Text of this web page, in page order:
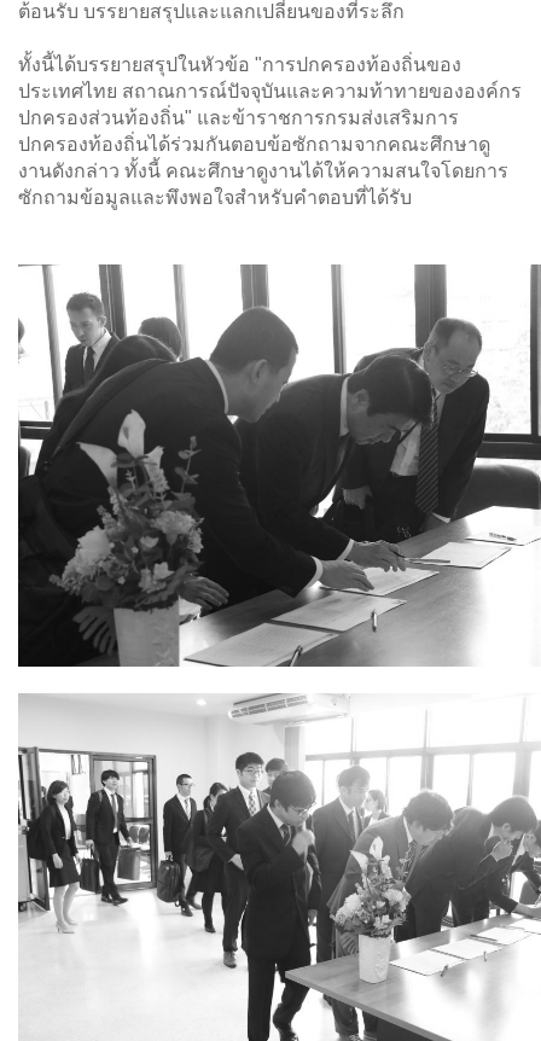
ต้อนรับ บรรยายสรุปและแลกเปลี่ยนของที่ระลึก
ทั้งนี้ได้บรรยายสรุปในหัวข้อ "การปกครองท้องถิ่นของ
ประเทศไทย สถาณการณ์ปัจจุบันและความท้าทายขององค์กร
ปกครองส่วนท้องถิ่น" และข้าราชการกรมส่งเสริมการ
ปกครองท้องถิ่นได้ร่วมกันตอบข้อซักถามจากคณะศึกษาดู
งานดังกล่าว ทั้งนี้ คณะศึกษาดูงานได้ให้ความสนใจโดยการ
ซักถามข้อมูลและพึงพอใจสำหรับคำตอบที่ได้รับ